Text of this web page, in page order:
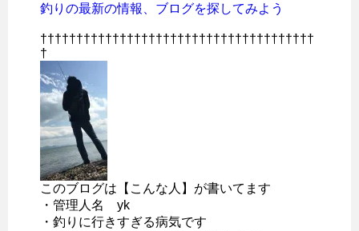
釣りの最新の情報、ブログを探してみよう
††††††††††††††††††††††††††††††††††††††
†
このブログは【こんな人】が書いてます
・管理人名 yk
・釣りに行きすぎる病気です